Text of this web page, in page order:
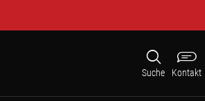
Suche Kontakt